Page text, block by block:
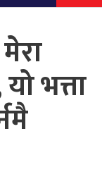
भत्ता